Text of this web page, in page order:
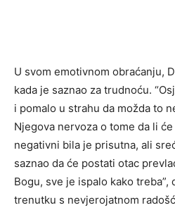
U svom emotivnom obraćanju,
kada je saznao za trudnoću.
i pomalo u strahu da možda to
Njegova nervoza o tome da li
negativni bila je prisutna, ali
saznao da će postati otac
Bogu, sve je ispalo kako
trenutku s nevjerojatnom